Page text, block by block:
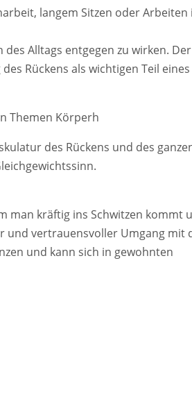
langem Sitzen oder Arbeiten
Alltags entgegen zu wirken. Der
Rückens als wichtigen Teil
Themen Körperh
des Rückens und des
man kräftig ins Schwitzen kommt
und vertrauensvoller Umgang mit
und kann sich in gewohnten